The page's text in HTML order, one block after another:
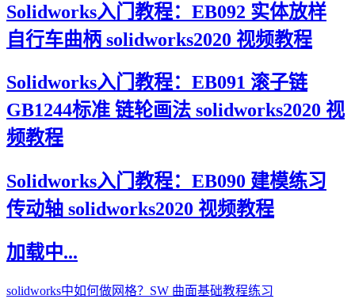
Solidworks入门教程：EB092 实体放样
自行车曲柄 solidworks2020 视频教程
Solidworks入门教程：EB091 滚子链
GB1244标准 链轮画法 solidworks2020 视
频教程
Solidworks入门教程：EB090 建模练习
传动轴 solidworks2020 视频教程
加载中...
solidworks中如何做网格？SW 曲面基础教程练习